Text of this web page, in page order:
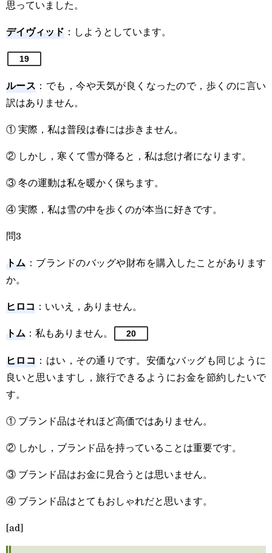
思っていました。
デイヴィッド ：しようとしています。
19
ルース ：でも，今や天気が良くなったので，歩くのに言い
訳はありません。
① 実際，私は普段は春には歩きません。
② しかし，寒くて雪が降ると，私は怠け者になります。
③ 冬の運動は私を暖かく保ちます。
④ 実際，私は雪の中を歩くのが本当に好きです。
問3
トム ：ブランドのバッグや財布を購入したことがあります
か。
ヒロコ ：いいえ，ありません。
トム ：私もありません。 20
ヒロコ ：はい，その通りです。安価なバッグも同じように
良いと思いますし，旅行できるようにお金を節約したいで
す。
① ブランド品はそれほど高価ではありません。
② しかし，ブランド品を持っていることは重要です。
③ ブランド品はお金に見合うとは思いません。
④ ブランド品はとてもおしゃれだと思います。
[ad]